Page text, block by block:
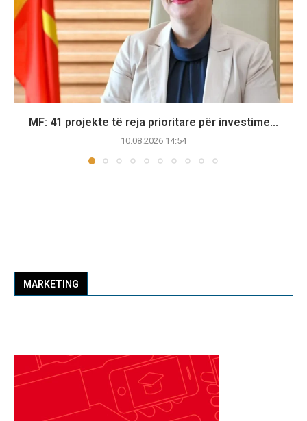
MF: 41 projekte të reja prioritare për investime...
10.08.2026 14:54
MARKETING